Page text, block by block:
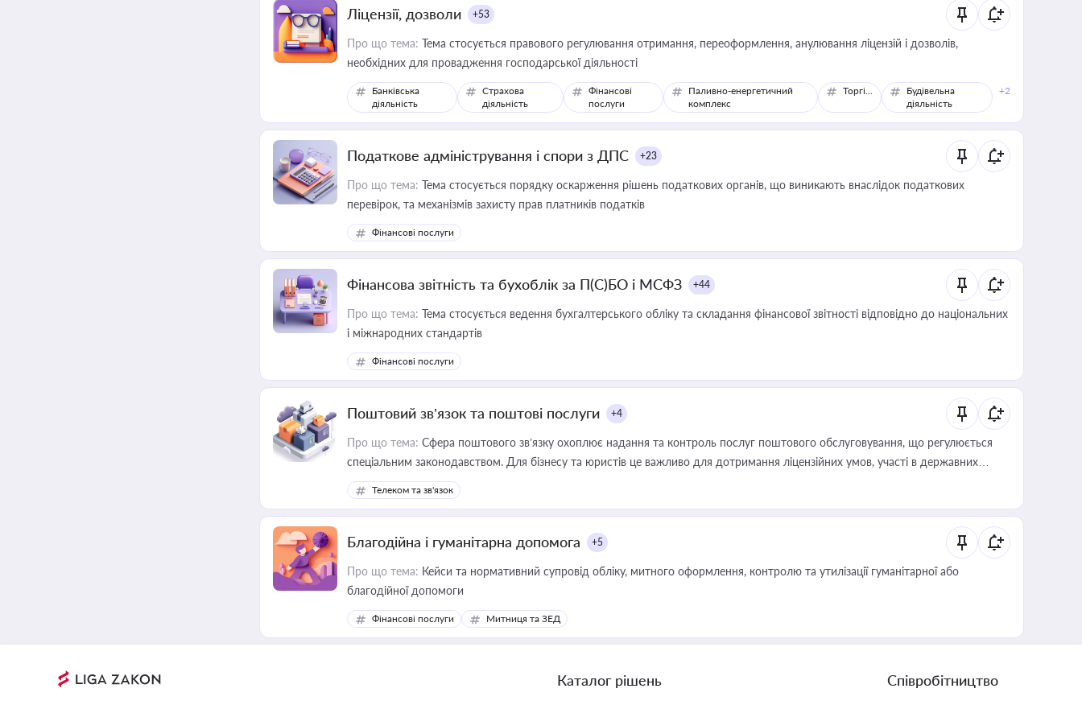
Ліцензії, дозволи +53
Про що тема: Тема стосується правового регулювання отримання, переоформлення, анулювання ліцензій і дозволів,
необхідних для провадження господарської діяльності
Банківська
діяльність
Страхова
діяльність
Фінансові
послуги
Паливно-енергетичний
комплекс
Торгівля
Будівельна
діяльність
+2
Податкове адміністрування і спори з ДПС +23
Про що тема: Тема стосується порядку оскарження рішень податкових органів, що виникають внаслідок податкових
перевірок, та механізмів захисту прав платників податків
Фінансові послуги
Фінансова звітність та бухоблік за П(С)БО і МСФЗ +44
Про що тема: Тема стосується ведення бухгалтерського обліку та складання фінансової звітності відповідно до національних
і міжнародних стандартів
Фінансові послуги
Поштовий зв’язок та поштові послуги +4
Про що тема: Сфера поштового зв’язку охоплює надання та контроль послуг поштового обслуговування, що регулюється
спеціальним законодавством. Для бізнесу та юристів це важливо для дотримання ліцензійних умов, участі в державних
реєстрах і забезпечення прав споживачів.
Телеком та зв'язок
Благодійна і гуманітарна допомога +5
Про що тема: Кейси та нормативний супровід обліку, митного оформлення, контролю та утилізації гуманітарної або
благодійної допомоги
Фінансові послуги Митниця та ЗЕД
Каталог рішень Співробітництво